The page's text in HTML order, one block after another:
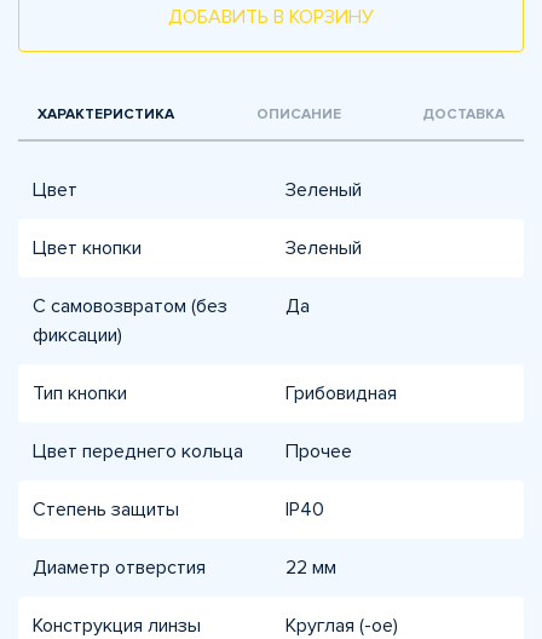
ДОБАВИТЬ В КОРЗИНУ
ХАРАКТЕРИСТИКА ОПИСАНИЕ ДОСТАВКА
Цвет Зеленый
Цвет кнопки Зеленый
С самовозвратом (без
фиксации)
Да
Тип кнопки Грибовидная
Цвет переднего кольца Прочее
Степень защиты IP40
Диаметр отверстия 22 мм
Конструкция линзы Круглая (-ое)